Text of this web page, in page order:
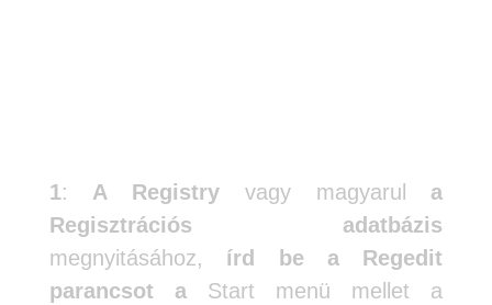
1: A Registry vagy magyarul a
Regisztrációs adatbázis
megnyitásához, írd be a Regedit
parancsot aStart menü mellet a